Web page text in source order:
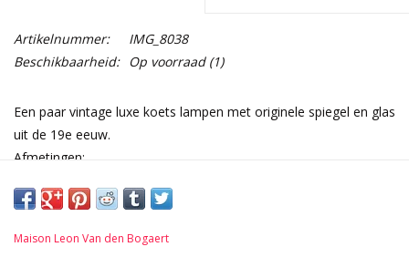
Artikelnummer:
IMG_8038
Beschikbaarheid: Op voorraad(1)
Een paar vintage luxe koets lampen met originele spiegel en glas
uit de 19e eeuw.
Afmetingen:
52 cm Hoogte 20,47 Inch
Maison Leon Van den Bogaert